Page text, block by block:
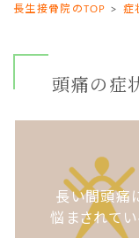
長生接骨院のTOP 症
頭痛の症
長い間頭痛
悩まされてい